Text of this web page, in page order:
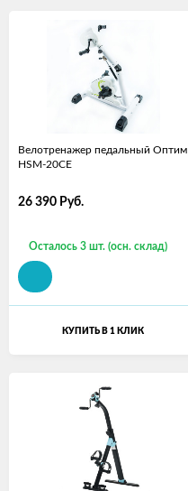
Велотренажер педальный Оптим
HSM-20CE
26 390 Руб.
Осталось 3 шт. (осн. склад)
КУПИТЬ В 1 КЛИК